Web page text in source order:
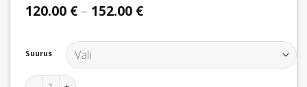
120.00 €– 152.00 €Hinnavahemik:
Suurus
Tekk Hotel 5-Star, All Year kogus